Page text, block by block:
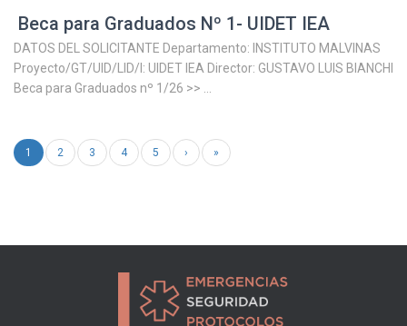
Beca para Graduados Nº 1- UIDET IEA
DATOS DEL SOLICITANTE Departamento: INSTITUTO MALVINAS
Proyecto/GT/UID/LID/I: UIDET IEA Director: GUSTAVO LUIS BIANCHI
Beca para Graduados nº 1/26 >> ...
1 2 3 4 5 › »